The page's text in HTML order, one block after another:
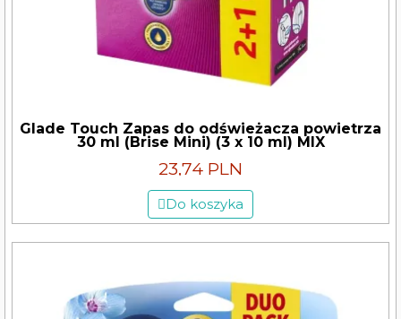
Glade Touch Zapas do odświeżacza powietrza
30 ml (Brise Mini) (3 x 10 ml) MIX
23,74 PLN
Do koszyka